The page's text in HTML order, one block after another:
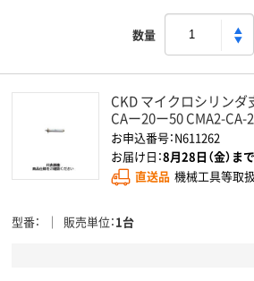
数量
CKD マイクロシリンダ
CAー20ー50 CMA2-CA-
お申込番号：N611262
お届け日：8月28日（金）まで
直送品 機械工具等取
型番 販売単位 1台